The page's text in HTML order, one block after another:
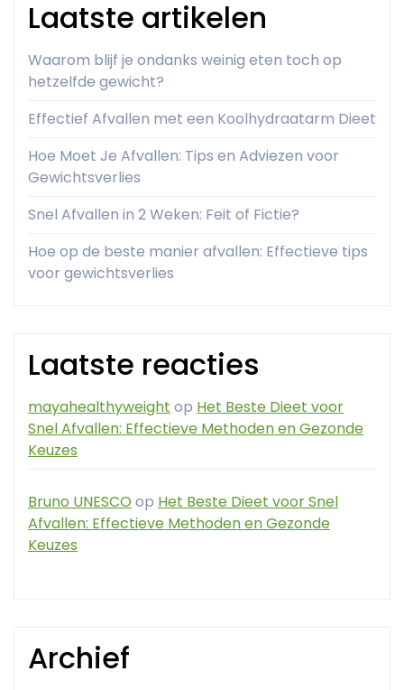
Laatste artikelen
Waarom blijf je ondanks weinig eten toch op
hetzelfde gewicht?
Effectief Afvallen met een Koolhydraatarm Dieet
Hoe Moet Je Afvallen: Tips en Adviezen voor
Gewichtsverlies
Snel Afvallen in 2 Weken: Feit of Fictie?
Hoe op de beste manier afvallen: Effectieve tips
voor gewichtsverlies
Laatste reacties
mayahealthyweight op Het Beste Dieet voor
Snel Afvallen: Effectieve Methoden en Gezonde
Keuzes
Bruno UNESCO op Het Beste Dieet voor Snel
Afvallen: Effectieve Methoden en Gezonde
Keuzes
Archief